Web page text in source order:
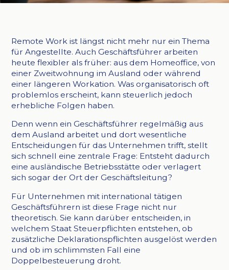
Remote Work ist längst nicht mehr nur ein Thema
für Angestellte. Auch Geschäftsführer arbeiten
heute flexibler als früher: aus dem Homeoffice, von
einer Zweitwohnung im Ausland oder während
einer längeren Workation. Was organisatorisch oft
problemlos erscheint, kann steuerlich jedoch
erhebliche Folgen haben.
Denn wenn ein Geschäftsführer regelmäßig aus
dem Ausland arbeitet und dort wesentliche
Entscheidungen für das Unternehmen trifft, stellt
sich schnell eine zentrale Frage: Entsteht dadurch
eine ausländische Betriebsstätte oder verlagert
sich sogar der Ort der Geschäftsleitung?
Für Unternehmen mit international tätigen
Geschäftsführern ist diese Frage nicht nur
theoretisch. Sie kann darüber entscheiden, in
welchem Staat Steuerpflichten entstehen, ob
zusätzliche Deklarationspflichten ausgelöst werden
und ob im schlimmsten Fall eine
Doppelbesteuerung droht.